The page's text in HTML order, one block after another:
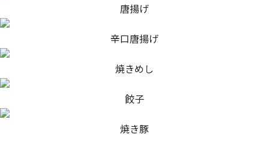
唐揚げ
辛口唐揚げ
焼きめし
餃子
焼き豚